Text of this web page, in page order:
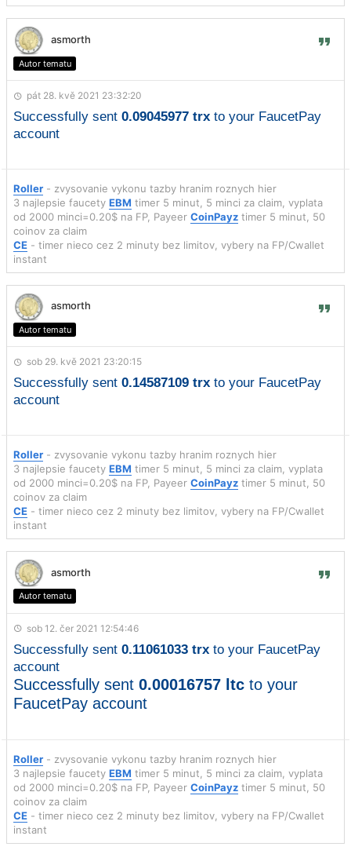
asmorth
Autor tematu
pát 28. kvě 2021 23:32:20
Successfully sent 0.09045977 trx to your FaucetPay
account
Roller - zvysovanie vykonu tazby hranim roznych hier
3 najlepsie faucety EBM timer 5 minut, 5 minci za claim, vyplata
od 2000 minci=0.20$ na FP, Payeer CoinPayz timer 5 minut, 50
coinov za claim
CE - timer nieco cez 2 minuty bez limitov, vybery na FP/Cwallet
instant
asmorth
Autor tematu
sob 29. kvě 2021 23:20:15
Successfully sent 0.14587109 trx to your FaucetPay
account
Roller - zvysovanie vykonu tazby hranim roznych hier
3 najlepsie faucety EBM timer 5 minut, 5 minci za claim, vyplata
od 2000 minci=0.20$ na FP, Payeer CoinPayz timer 5 minut, 50
coinov za claim
CE - timer nieco cez 2 minuty bez limitov, vybery na FP/Cwallet
instant
asmorth
Autor tematu
sob 12. čer 2021 12:54:46
Successfully sent 0.11061033 trx to your FaucetPay
account
Successfully sent 0.00016757 ltc to your
FaucetPay account
Roller - zvysovanie vykonu tazby hranim roznych hier
3 najlepsie faucety EBM timer 5 minut, 5 minci za claim, vyplata
od 2000 minci=0.20$ na FP, Payeer CoinPayz timer 5 minut, 50
coinov za claim
CE - timer nieco cez 2 minuty bez limitov, vybery na FP/Cwallet
instant